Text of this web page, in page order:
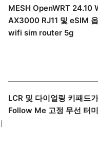
MESH OpenWRT 24.10
AX3000 RJ11 및 eSIM
wifi sim router 5g
LCR 및 다이얼링 키패드
Follow Me 고정 무선 터